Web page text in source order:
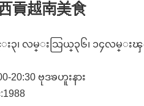
越南美食
၃၊ လမ္းသြယ္၃၆၊ ၁၄လမ္းၾ
20:30 ဗုဒၶဟူးနား